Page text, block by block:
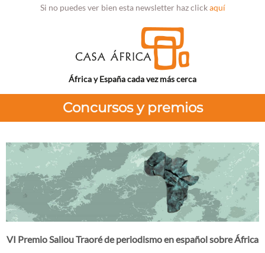
Si no puedes ver bien esta newsletter haz clickaquí
África y España cada vez más cerca
Concursos y premios
VI Premio Saliou Traoré de periodismo en español sobre África